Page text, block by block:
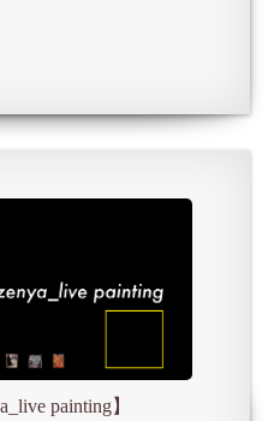
painting】